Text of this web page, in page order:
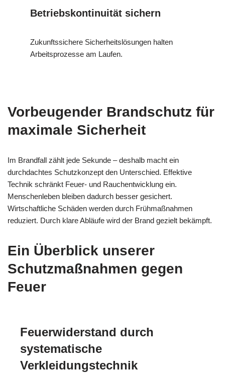
Betriebskontinuität sichern
Zukunftssichere Sicherheitslösungen halten
Arbeitsprozesse am Laufen.
Vorbeugender Brandschutz für
maximale Sicherheit
Im Brandfall zählt jede Sekunde – deshalb macht ein
durchdachtes Schutzkonzept den Unterschied. Effektive
Technik schränkt Feuer- und Rauchentwicklung ein.
Menschenleben bleiben dadurch besser gesichert.
Wirtschaftliche Schäden werden durch Frühmaßnahmen
reduziert. Durch klare Abläufe wird der Brand gezielt bekämpft.
Ein Überblick unserer
Schutzmaßnahmen gegen
Feuer
Feuerwiderstand durch
systematische
Verkleidungstechnik